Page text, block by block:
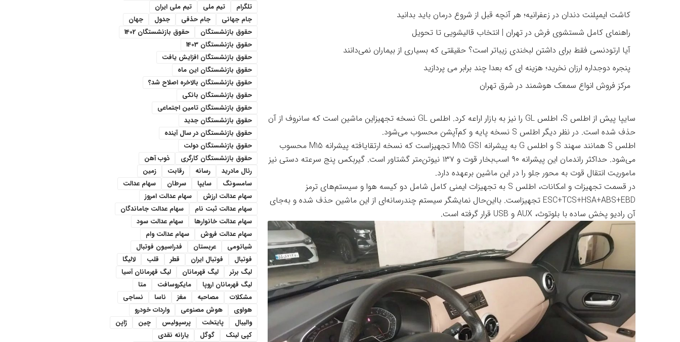
کاشت ایمپلنت دندان در زعفرانیه؛ هر آنچه قبل از شروع درمان باید بدانید
راهنمای کامل شستشوی فرش در تهران | انتخاب قالیشویی تا تحویل
آیا ارتودنسی فقط برای داشتن لبخندی زیباتر است؟ حقیقتی که بسیاری از بیماران نمی‌دانند
پنجره دوجداره ارزان نخرید؛ هزینه ای که بعدا چند برابر می پردازید
مرکز فروش انواع سمعک هوشمند در شرق تهران
سایپا پیش از اطلس S، اطلس GL‌ را نیز به بازار اراعه کرد. اطلس GL نسخه تجهیزاین ماشین است که سانروف از آن
حذف شده است. در نظر دیگر اطلس S نسخه پایه و کم‌آپشن محسوب می‌شود.
اطلس S همانند سهند S و اطلس G به پیشرانه M15 GSI تجهیزاست که نسخه ارتقایافته پیشرانه M15 محسوب
می‌شود. حداکثر راندمان این پیشرانه ۹۰ اسب‌بخار قوت و ۱۳۷ نیوتن‌متر گشتاور است. گیربکس پنج سرعته دستی نیز
ماموریت انتقال قوت به محور جلو را در این ماشین برعهده دارد.
در قسمت تجهیزات و امکانات، اطلس S به تجهیزات ایمنی کامل شامل دو کیسه هوا و سیستم‌های ترمز
ESC+TCS+HSA+ABS+EBD تجهیزاست. بااین‌حال نمایشگر سیستم چندرسانه‌ای از این ماشین حذف شده و به‌جای
آن رادیو پخش ساده با بلوتوث، AUX و USB قرار گرفته است.
تلگرام
تیم ملی
تیم ملی ایران
جام جهانی
جام حذفی جدول
جهان
حقوق بازنشستگان
حقوق بازنشستگان 1402
حقوق بازنشستگان 1403
حقوق بازنشستگان افزایش یافت
حقوق بازنشستگان این ماه
حقوق بازنشستگان بالاخره اصلاح شد؟
حقوق بازنشستگان بانکی
حقوق بازنشستگان تامین اجتماعی
حقوق بازنشستگان جدید
حقوق بازنشستگان در سال آینده
حقوق بازنشستگان دولت
حقوق بازنشستگان کارگری
ذوب آهن
رئال مادرید
رسانه رقابت
زمین
سامسونگ
سایپا سرطان
سهام عدالت
سهام عدالت ارزش
سهام عدالت امروز
سهام عدالت ثبت نام
سهام عدالت جاماندگان
سهام عدالت خانوارها
سهام عدالت سود
سهام عدالت فروش
سهام عدالت وام
شیائومی
عربستان
فدراسیون فوتبال
فوتبال
فوتبال ایران قطر قلب
لالیگا
لیگ برتر
لیگ قهرمانان
لیگ قهرمانان آسیا
لیگ قهرمانان اروپا
مایکروسافت
متا
مشکلات
مصاحبه مغز ناسا
نساجی
هواوی
هوش مصنوعی
واردات خودرو
والیبال
پایتخت پرسپولیس چین
ژاپن
کپی لینک
گوگل
یارانه نقدی